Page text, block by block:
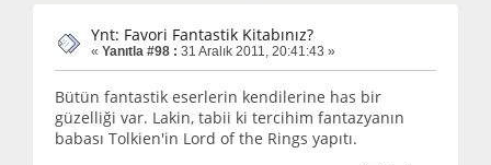
Ynt: Favori Fantastik Kitabınız?
« Yanıtla #98 : 31 Aralık 2011, 20:41:43 »
Bütün fantastik eserlerin kendilerine has bir
güzelliği var. Lakin, tabii ki tercihim fantazyanın
babası Tolkien'in Lord of the Rings yapıtı.